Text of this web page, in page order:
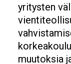
yritysten
muutoksia